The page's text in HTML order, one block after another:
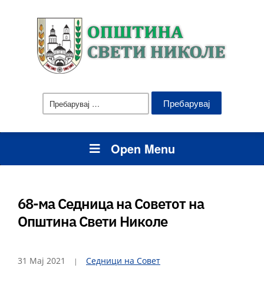
Пребарувај
за:
Open Menu
68-ма Седница на Советот на
Општина Свети Николе
31 Мај 2021 Седници на Совет